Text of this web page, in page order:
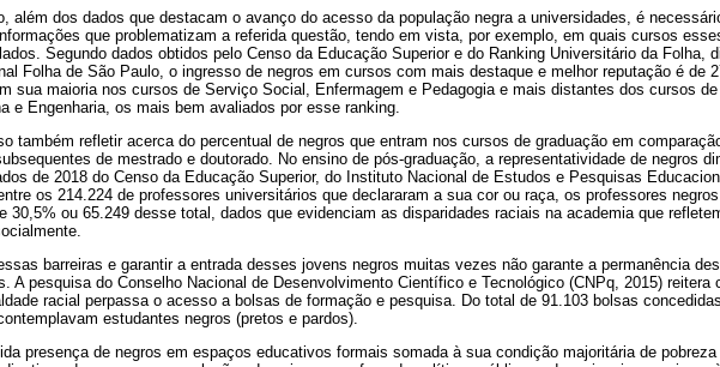
além dos dados que destacam o avanço do acesso da população negra a universidades, é
que problematizam a referida questão, tendo em vista, por exemplo, em quais cursos
Segundo dados obtidos pelo Censo da Educação Superior e do Ranking Universitário da Folha,
Folha de São Paulo, o ingresso de negros em cursos com mais destaque e melhor reputação é de
sua maioria nos cursos de Serviço Social, Enfermagem e Pedagogia e mais distantes dos cursos de
e Engenharia, os mais bem avaliados por esse ranking.
também refletir acerca do percentual de negros que entram nos cursos de graduação em
de mestrado e doutorado. No ensino de pós-graduação, a representatividade de negros
de 2018 do Censo da Educação Superior, do Instituto Nacional de Estudos e Pesquisas
os 214.224 de professores universitários que declararam a sua cor ou raça, os professores
30,5% ou 65.249 desse total, dados que evidenciam as disparidades raciais na academia que
barreiras e garantir a entrada desses jovens negros muitas vezes não garante a permanência
A pesquisa do Conselho Nacional de Desenvolvimento Científico e Tecnológico (CNPq, 2015) reitera
racial perpassa o acesso a bolsas de formação e pesquisa. Do total de 91.103 bolsas
estudantes negros (pretos e pardos).
presença de negros em espaços educativos formais somada à sua condição majoritária de